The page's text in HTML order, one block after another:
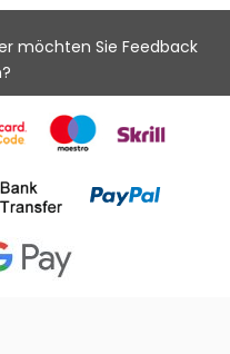
möchten Sie Feedback